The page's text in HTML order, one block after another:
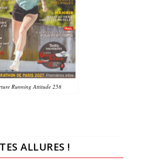
Running Attitude 258
ALLURES !